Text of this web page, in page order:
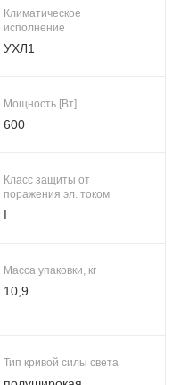
Климатическое
исполнение
УХЛ1
Мощность [Вт]
600
Класс защиты от
поражения эл. током
I
Масса упаковки, кг
10,9
Тип кривой силы света